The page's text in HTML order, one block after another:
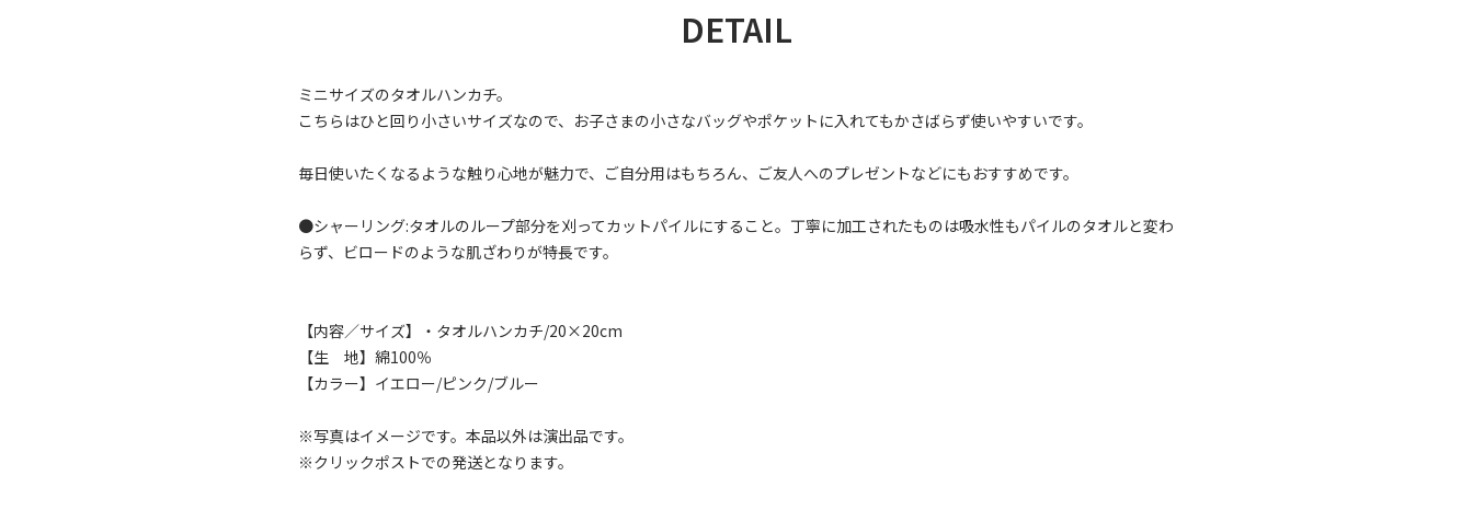
DETAIL
ミニサイズのタオルハンカチ。
こちらはひと回り小さいサイズなので、お子さまの小さなバッグやポケットに入れてもかさばらず使いやすいです。
毎日使いたくなるような触り心地が魅力で、ご自分用はもちろん、ご友人へのプレゼントなどにもおすすめです。
●シャーリング:タオルのループ部分を刈ってカットパイルにすること。丁寧に加工されたものは吸水性もパイルのタオルと変わ
らず、ビロードのような肌ざわりが特長です。
【内容／サイズ】・タオルハンカチ/20×20cm
【生 地】綿100％
【カラー】イエロー/ピンク/ブルー
※写真はイメージです。本品以外は演出品です。
※クリックポストでの発送となります。